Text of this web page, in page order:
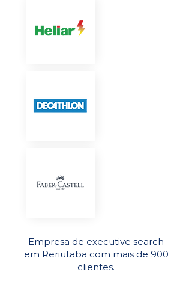
Empresa de executive search
em Reriutaba com mais de 900
clientes.